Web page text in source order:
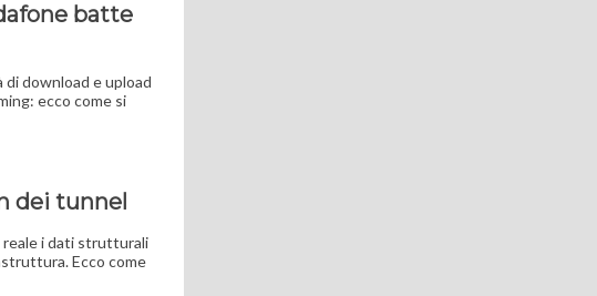
batte
di download e upload
ecco come si
dei tunnel
reale i dati strutturali
Ecco come